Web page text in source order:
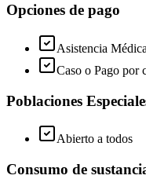
Opciones de pago
Asistencia
Caso o Pago por
Poblaciones
Abierto a todos
Consumo de